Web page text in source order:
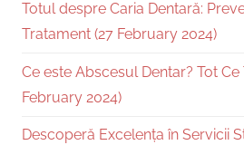
Totul despre Caria Dentară:
Tratament (27 February 2024)
Ce este Abscesul Dentar? Tot Ce
February 2024)
Descoperă Excelența în Servicii